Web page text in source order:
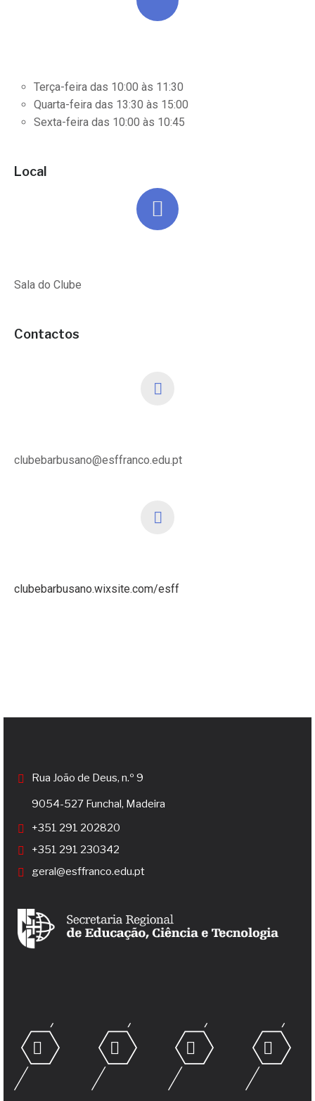
Terça-feira das 10:00 às 11:30
Quarta-feira das 13:30 às 15:00
Sexta-feira das 10:00 às 10:45
Local
Sala do Clube
Contactos
clubebarbusano@esffranco.edu.pt
clubebarbusano.wixsite.com/esff
Rua João de Deus, n.º 9
9054-527 Funchal, Madeira
+351 291 202820
+351 291 230342
geral@esffranco.edu.pt